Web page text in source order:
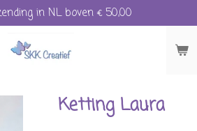
in NL boven € 50,00
Ketting Laura